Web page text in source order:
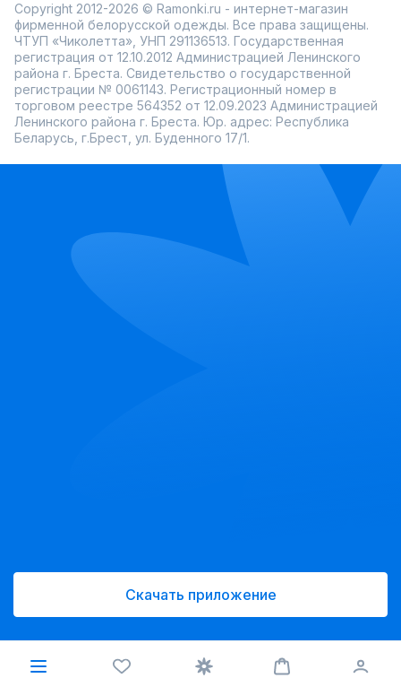
Copyright 2012-2026 © Ramonki.ru - интернет-магазин
фирменной белорусской одежды. Все права защищены.
ЧТУП «Чиколетта», УНП 291136513. Государственная
регистрация от 12.10.2012 Администрацией Ленинского
района г. Бреста. Свидетельство о государственной
регистрации № 0061143. Регистрационный номер в
торговом реестре 564352 от 12.09.2023 Администрацией
Ленинского района г. Бреста. Юр. адрес: Республика
Беларусь, г.Брест, ул. Буденного 17/1.
Скачать приложение